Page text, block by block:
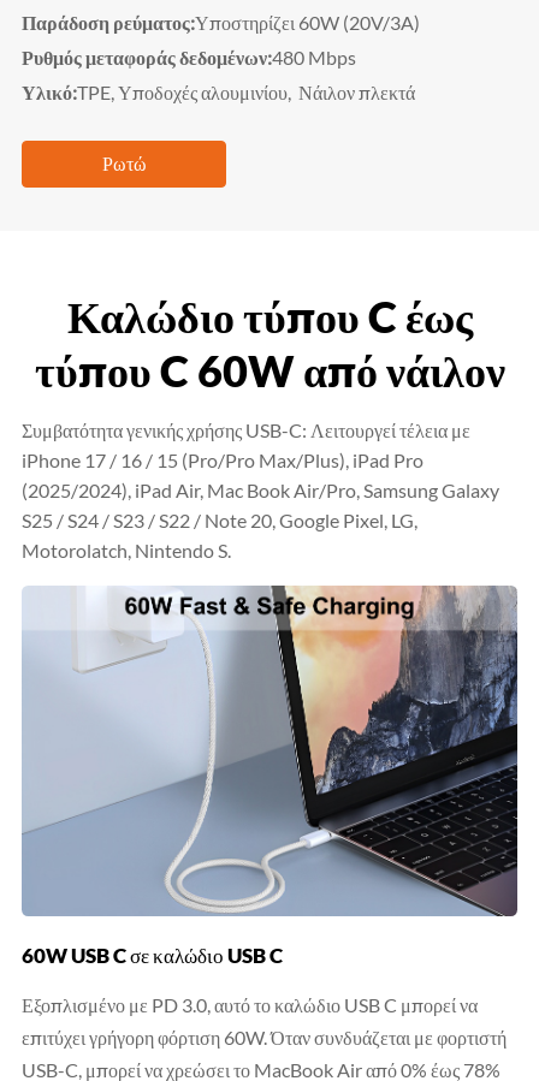
Παράδοση ρεύματος:Υποστηρίζει 60W (20V/3A)
Ρυθμός μεταφοράς δεδομένων:480 Mbps
Υλικό:TPE, Υποδοχές αλουμινίου, Νάιλον πλεκτά
Ρωτώ
Καλώδιο τύπου C έως
τύπου C 60W από νάιλον
Συμβατότητα γενικής χρήσης USB-C: Λειτουργεί τέλεια με
iPhone 17 / 16 / 15 (Pro/Pro Max/Plus), iPad Pro
(2025/2024), iPad Air, Mac Book Air/Pro, Samsung Galaxy
S25 / S24 / S23 / S22 / Note 20, Google Pixel, LG,
Motorolatch, Nintendo S.
60W USB C σε καλώδιο USB C
Εξοπλισμένο με PD 3.0, αυτό το καλώδιο USB C μπορεί να
επιτύχει γρήγορη φόρτιση 60W. Όταν συνδυάζεται με φορτιστή
USB-C, μπορεί να χρεώσει το MacBook Air από 0% έως 78%